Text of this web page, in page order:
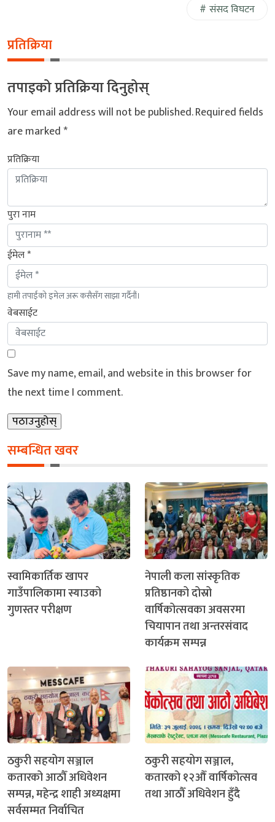
संसद विघटन
प्रतिक्रिया
तपाइको प्रतिक्रिया दिनुहोस्
Your email address will not be published.Required fields
are marked*
प्रतिक्रिया
पुरा नाम
ईमेल *
हामी तपाईंको इमेल अरू कसैसँग साझा गर्दैनौं।
वेबसाईट
Save my name, email, and website in this browser for
the next time I comment.
सम्बन्धित खवर
स्वामिकार्तिक खापर
गाउँपालिकामा स्याउको
गुणस्तर परीक्षण
नेपाली कला सांस्कृतिक
प्रतिष्ठानको दोस्रो
वार्षिकोत्सवका अवसरमा
चियापान तथा अन्तरसंवाद
कार्यक्रम सम्पन्न
ठकुरी सहयोग सञ्जाल
कतारको आठौँ अधिवेशन
सम्पन्न, महेन्द्र शाही अध्यक्षमा
सर्वसम्मत निर्वाचित
ठकुरी सहयोग सञ्जाल,
कतारको १२औँ वार्षिकोत्सव
तथा आठौँ अधिवेशन हुँदै